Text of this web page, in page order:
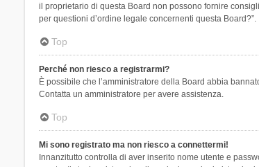
il proprietario di questa Board non possono fornire
per questioni d’ordine legale concernenti questa Board?”.
Top
Perché non riesco a registrarmi?
È possibile che l’amministratore della Board abbia
Contatta un amministratore per avere assistenza.
Top
Mi sono registrato ma non riesco a connettermi!
Innanzitutto controlla di aver inserito nome utente e